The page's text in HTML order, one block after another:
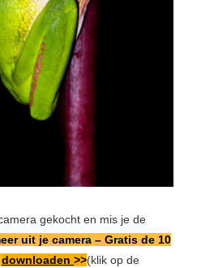
gekocht en mis je de
uit je camera – Gratis de 10
downloaden >>(klik op de